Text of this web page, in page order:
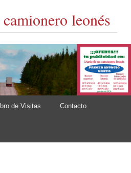
leonés
de Visitas Contacto